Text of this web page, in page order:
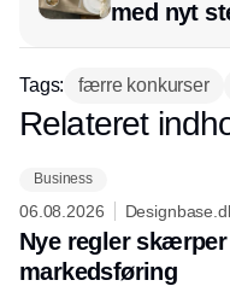
med nyt
Tags: færre konkurser
Relateret
Business
06.08.2026
Nye regler
markedsføring